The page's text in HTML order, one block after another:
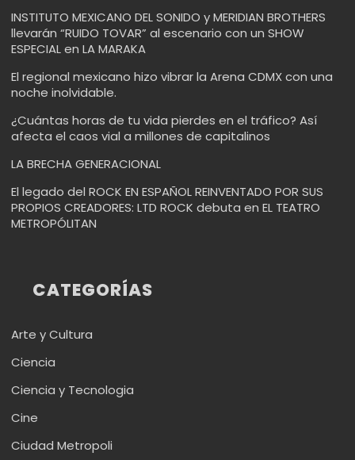
INSTITUTO MEXICANO DEL SONIDO y MERIDIAN BROTHERS
llevarán “RUIDO TOVAR” al escenario con un SHOW
ESPECIAL en LA MARAKA
El regional mexicano hizo vibrar la Arena CDMX con una
noche inolvidable.
¿Cuántas horas de tu vida pierdes en el tráfico? Así
afecta el caos vial a millones de capitalinos
LA BRECHA GENERACIONAL
El legado del ROCK EN ESPAÑOL REINVENTADO POR SUS
PROPIOS CREADORES: LTD ROCK debuta en EL TEATRO
METROPÓLITAN
CATEGORÍAS
Arte y Cultura
Ciencia
Ciencia y Tecnologia
Cine
Ciudad Metropoli